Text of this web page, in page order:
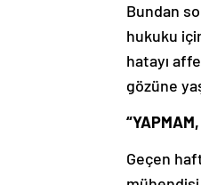
Bundan
hukuku
hatayı
gözüne
Geçen